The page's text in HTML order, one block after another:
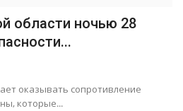
области ночью 28
оказывать сопротивление
которые...